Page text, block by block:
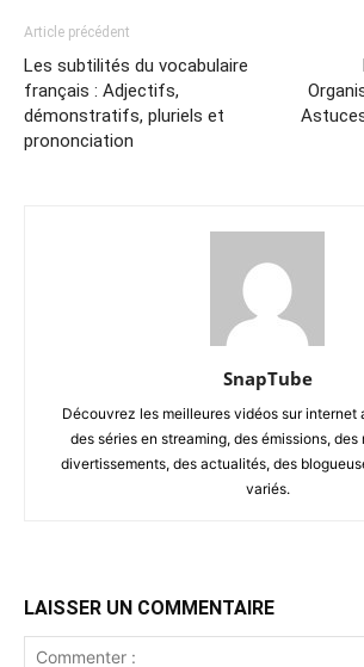
Article précédent
Les subtilités du vocabulaire
français : Adjectifs,
démonstratifs, pluriels et
prononciation
SnapTube
Découvrez les meilleures vidéos sur internet
des séries en streaming, des émissions, des
divertissements, des actualités, des
variés.
LAISSER UN COMMENTAIRE